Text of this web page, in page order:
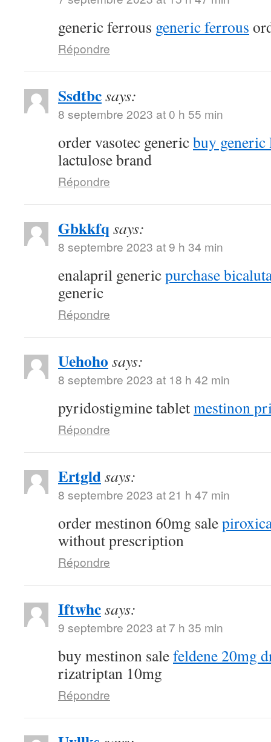
generic ferrous generic ferrous
Répondre
Ssdtbcsays:
8 septembre 2023 at 0 h 55 min
order vasotec genericbuy generic
lactulose brand
Répondre
Gbkkfq says:
8 septembre 2023 at 9 h 34 min
enalapril genericpurchase
generic
Répondre
Uehoho says:
8 septembre 2023 at 18 h 42 min
pyridostigmine tabletmestinon
Répondre
Ertgldsays:
8 septembre 2023 at 21 h 47 min
order mestinon 60mg sale
without prescription
Répondre
Iftwhcsays:
9 septembre 2023 at 7 h 35 min
buy mestinon salefeldene 20mg
rizatriptan 10mg
Répondre